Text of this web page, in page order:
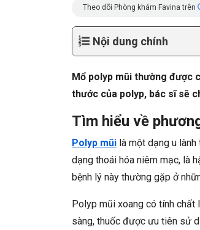
Theo dõi Phòng khám Favina trên
Nội dung chính
Mổ polyp mũi thường được
thước của polyp, bác sĩ sẽ
Tìm hiểu về
Polyp mũi là một dạng u
dạng thoái hóa niêm mạc, là
bệnh lý này thường gặp ở
Polyp mũi xoang có tính chất
sàng, thuốc được ưu tiên sử